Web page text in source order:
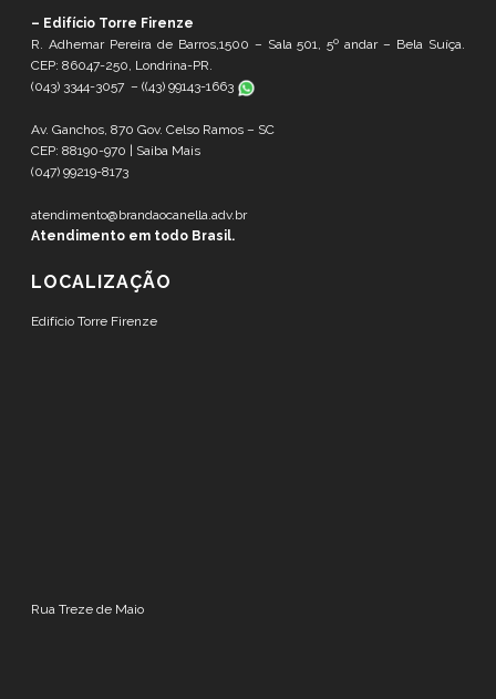
– Edifício Torre Firenze
R. Adhemar Pereira de Barros,1500 – Sala 501, 5º andar – Bela Suíça.
CEP: 86047-250, Londrina-PR.
(043) 3344-3057 – ((43) 99143-1663
Av. Ganchos, 870 Gov. Celso Ramos – SC
CEP: 88190-970 | Saiba Mais
(047) 99219-8173
atendimento@brandaocanella.adv.br
Atendimento em todo Brasil.
LOCALIZAÇÃO
Edifício Torre Firenze
Rua Treze de Maio